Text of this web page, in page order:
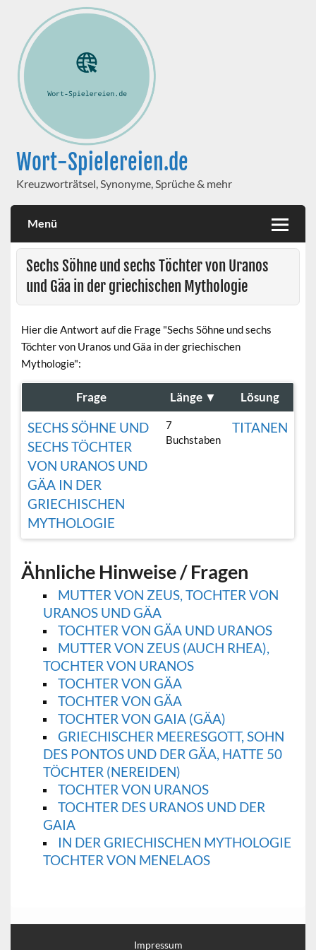
Wort-Spielereien.de
Kreuzworträtsel, Synonyme, Sprüche & mehr
Menü
Sechs Söhne und sechs Töchter von Uranos
und Gäa in der griechischen Mythologie
Hier die Antwort auf die Frage "Sechs Söhne und sechs
Töchter von Uranos und Gäa in der griechischen
Mythologie":
Frage Länge ▼ Lösung
SECHS SÖHNE UND
SECHS TÖCHTER
VON URANOS UND
GÄA IN DER
GRIECHISCHEN
MYTHOLOGIE
7
Buchstaben
TITANEN
Ähnliche Hinweise / Fragen
MUTTER VON ZEUS, TOCHTER VON
URANOS UND GÄA
TOCHTER VON GÄA UND URANOS
MUTTER VON ZEUS (AUCH RHEA),
TOCHTER VON URANOS
TOCHTER VON GÄA
TOCHTER VON GÄA
TOCHTER VON GAIA (GÄA)
GRIECHISCHER MEERESGOTT, SOHN
DES PONTOS UND DER GÄA, HATTE 50
TÖCHTER (NEREIDEN)
TOCHTER VON URANOS
TOCHTER DES URANOS UND DER
GAIA
IN DER GRIECHISCHEN MYTHOLOGIE
TOCHTER VON MENELAOS
Impressum